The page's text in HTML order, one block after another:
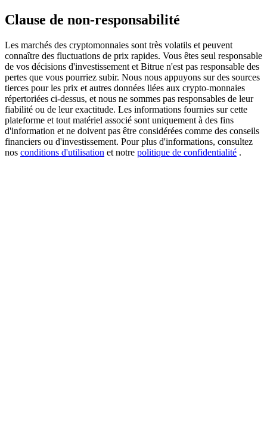
Trade Gold & Silver · 33,333 USDT Bonus
USDT New User Exclusive 10% APR
USDT Flexible Staking | Daily Rewards
Clause de non-responsabilité
Les marchés des cryptomonnaies sont très volatils et peuvent
connaître des fluctuations de prix rapides. Vous êtes seul responsable
de vos décisions d'investissement et Bitrue n'est pas responsable des
pertes que vous pourriez subir. Nous nous appuyons sur des sources
tierces pour les prix et autres données liées aux crypto-monnaies
répertoriées ci-dessus, et nous ne sommes pas responsables de leur
fiabilité ou de leur exactitude. Les informations fournies sur cette
plateforme et tout matériel associé sont uniquement à des fins
d'information et ne doivent pas être considérées comme des conseils
financiers ou d'investissement. Pour plus d'informations, consultez
nos conditions d'utilisation et notre politique de confidentialité .